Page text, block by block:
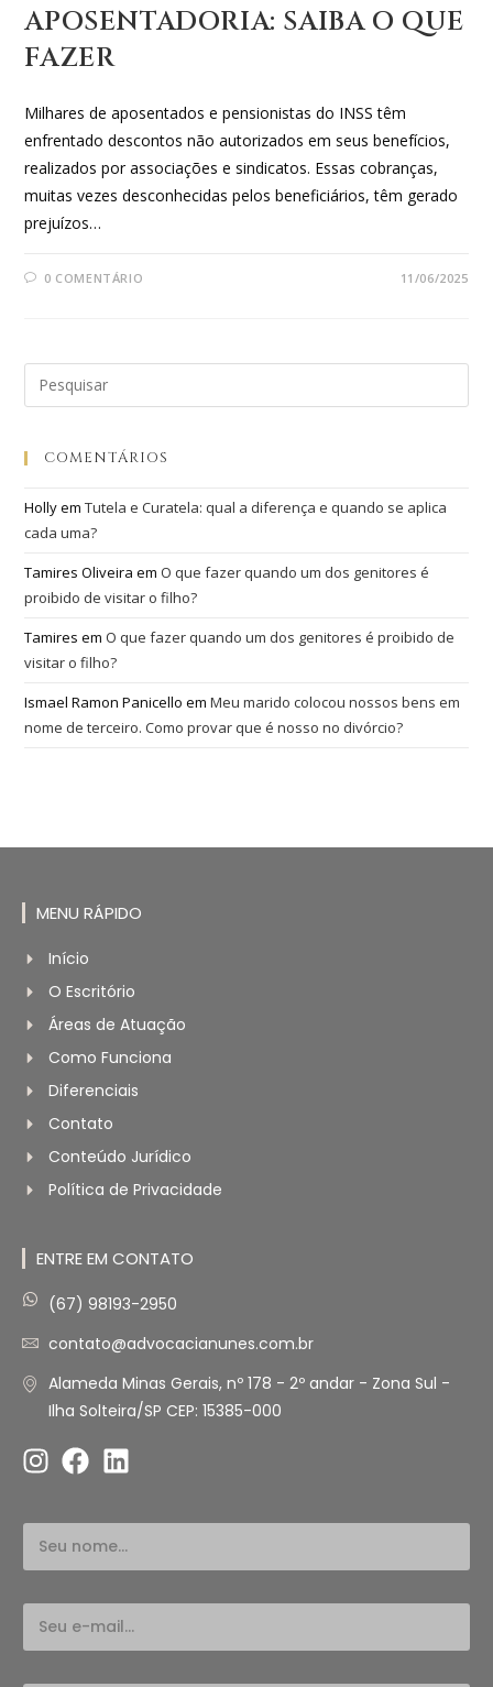
APOSENTADORIA: SAIBA O QUE
FAZER
Milhares de aposentados e pensionistas do INSS têm
enfrentado descontos não autorizados em seus benefícios,
realizados por associações e sindicatos. Essas cobranças,
muitas vezes desconhecidas pelos beneficiários, têm gerado
prejuízos…
0 COMENTÁRIO 11/06/2025
COMENTÁRIOS
HollyemTutela e Curatela: qual a diferença e quando se aplica
cada uma?
Tamires Oliveira emO que fazer quando um dos genitores é
proibido de visitar o filho?
Tamires emO que fazer quando um dos genitores é proibido de
visitar o filho?
Ismael Ramon Panicello emMeu marido colocou nossos bens em
nome de terceiro. Como provar que é nosso no divórcio?
MENU RÁPIDO
Início
O Escritório
Áreas de Atuação
Como Funciona
Diferenciais
Contato
Conteúdo Jurídico
Política de Privacidade
ENTRE EM CONTATO
(67) 98193-2950
contato@advocacianunes.com.br
Alameda Minas Gerais, nº 178 - 2º andar - Zona Sul -
Ilha Solteira/SP CEP: 15385-000